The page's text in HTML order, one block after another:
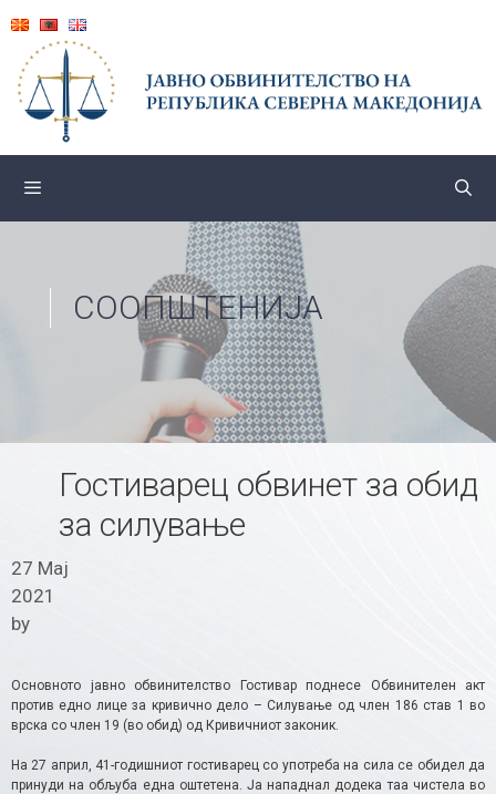
content
СООПШТЕНИЈА
Гостиварец обвинет за обид
за силување
27 Мај
2021
by
Основното јавно обвинителство Гостивар поднесе Обвинителен акт
против едно лице за кривично дело – Силување од член 186 став 1 во
врска со член 19 (во обид) од Кривичниот законик.
На 27 април, 41-годишниот гостиварец со употреба на сила се обидел да
принуди на обљуба една оштетена. Ја нападнал додека таа чистела во